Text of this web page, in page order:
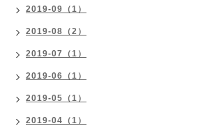
2019-09（1）
2019-08（2）
2019-07（1）
2019-06（1）
2019-05（1）
2019-04（1）